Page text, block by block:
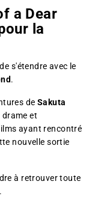
a Dear
la
s'étendre avec le
.
de Sakuta
et
ayant rencontré
nouvelle sortie
à retrouver toute